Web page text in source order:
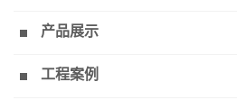
产品展示
工程案例